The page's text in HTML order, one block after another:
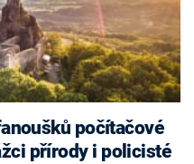
přírody i policisté